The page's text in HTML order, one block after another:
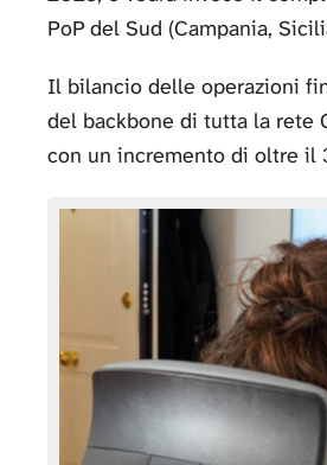
PoP del Sud (Campania,
Il bilancio delle operazioni
del backbone di tutta la rete
con un incremento di oltre il